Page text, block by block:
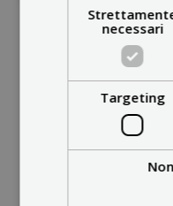
necessari
Targeting